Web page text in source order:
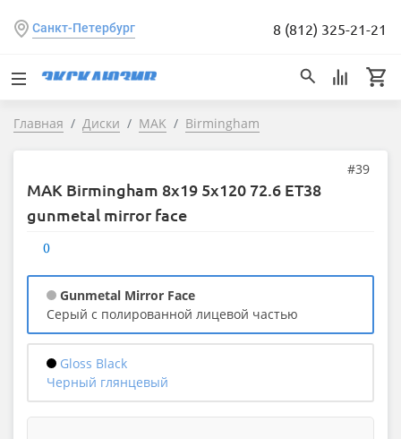
Санкт-Петербург 8 (812) 325-21-21
Главная Диски MAK Birmingham
#39
Gunmetal Mirror Face
серый с полированной лицевой частью
Gloss Black
черный глянцевый
MAK Birmingham 8x19 5x120 72.6 ET38
gunmetal mirror face
0